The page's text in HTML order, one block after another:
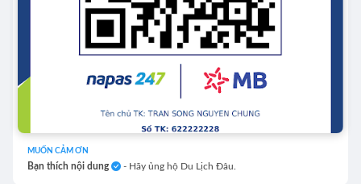
MUỐN CẢM ƠN
Bạn thích nội dung - Hãy ủng hộ Du Lịch Đâu.